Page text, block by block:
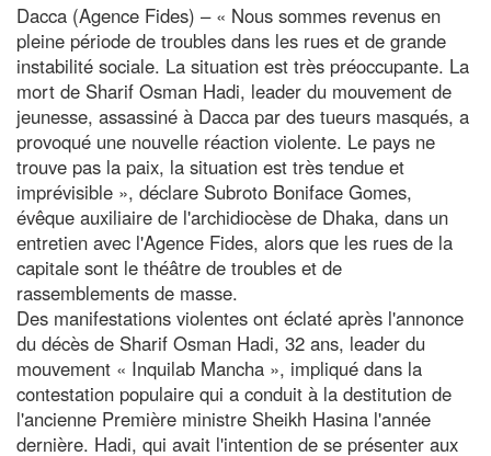
Dacca (Agence Fides) – « Nous sommes revenus en
pleine période de troubles dans les rues et de grande
instabilité sociale. La situation est très préoccupante. La
mort de Sharif Osman Hadi, leader du mouvement de
jeunesse, assassiné à Dacca par des tueurs masqués, a
provoqué une nouvelle réaction violente. Le pays ne
trouve pas la paix, la situation est très tendue et
imprévisible », déclare Subroto Boniface Gomes,
évêque auxiliaire de l'archidiocèse de Dhaka, dans un
entretien avec l'Agence Fides, alors que les rues de la
capitale sont le théâtre de troubles et de
rassemblements de masse.
Des manifestations violentes ont éclaté après l'annonce
du décès de Sharif Osman Hadi, 32 ans, leader du
mouvement « Inquilab Mancha », impliqué dans la
contestation populaire qui a conduit à la destitution de
l'ancienne Première ministre Sheikh Hasina l'année
dernière. Hadi, qui avait l'intention de se présenter aux